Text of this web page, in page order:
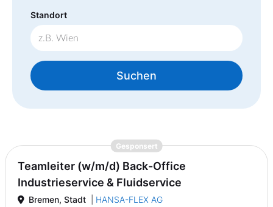
Standort
Suchen
Gesponsert{prompt.job}
Teamleiter (w/m/d) Back-Office
Industrieservice & Fluidservice
Bremen, Stadt HANSA-FLEX AG